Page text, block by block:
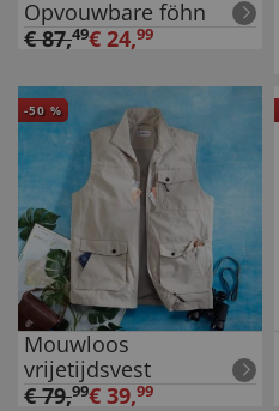
Opvouwbare föhn
€87,49€ 24,99
-50 %
Mouwloos
vrijetijdsvest
€79,99€ 39,99